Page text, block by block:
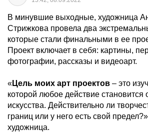
В минувшие выходные, художница
Стрижкова провела два
которые стали финальными в ее
Проект включает в себя: картины,
фотографии, рассказы и видеоарт.
«Цель моих арт проектов – это
которой любое действие становится
искусства. Действительно ли
границ или у него есть свой
художница.